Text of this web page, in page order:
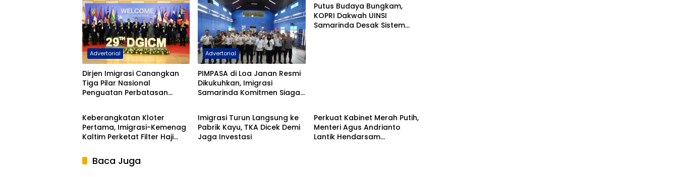
Advertorial
Dirjen Imigrasi Canangkan
Tiga Pilar Nasional
Penguatan Perbatasan
Advertorial
PIMPASA di Loa Janan Resmi
Dikukuhkan, Imigrasi
Samarinda Komitmen Siaga
Putus Budaya Bungkam,
KOPRI Dakwah UINSI
Samarinda Desak Sistem
Advertorial
Keberangkatan Kloter
Pertama, Imigrasi-Kemenag
Kaltim Perketat Filter Haji
Samarinda
Imigrasi Turun Langsung ke
Pabrik Kayu, TKA Dicek Demi
Jaga Investasi
Perkuat Kabinet Merah Putih,
Menteri Agus Andrianto
Lantik Hendarsam
Baca Juga